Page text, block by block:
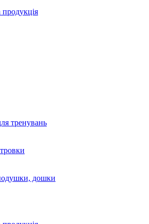
тренувань
дошки